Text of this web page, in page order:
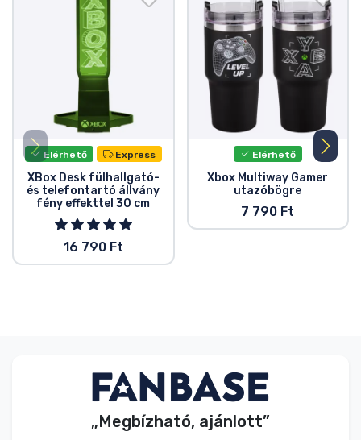
Elérhető Express
XBox Desk fülhallgató-
és telefontartó állvány
fény effekttel 30 cm
16 790 Ft
Elérhető
Xbox Multiway Gamer
utazóbögre
7 790 Ft
„Megbízható, ajánlott”